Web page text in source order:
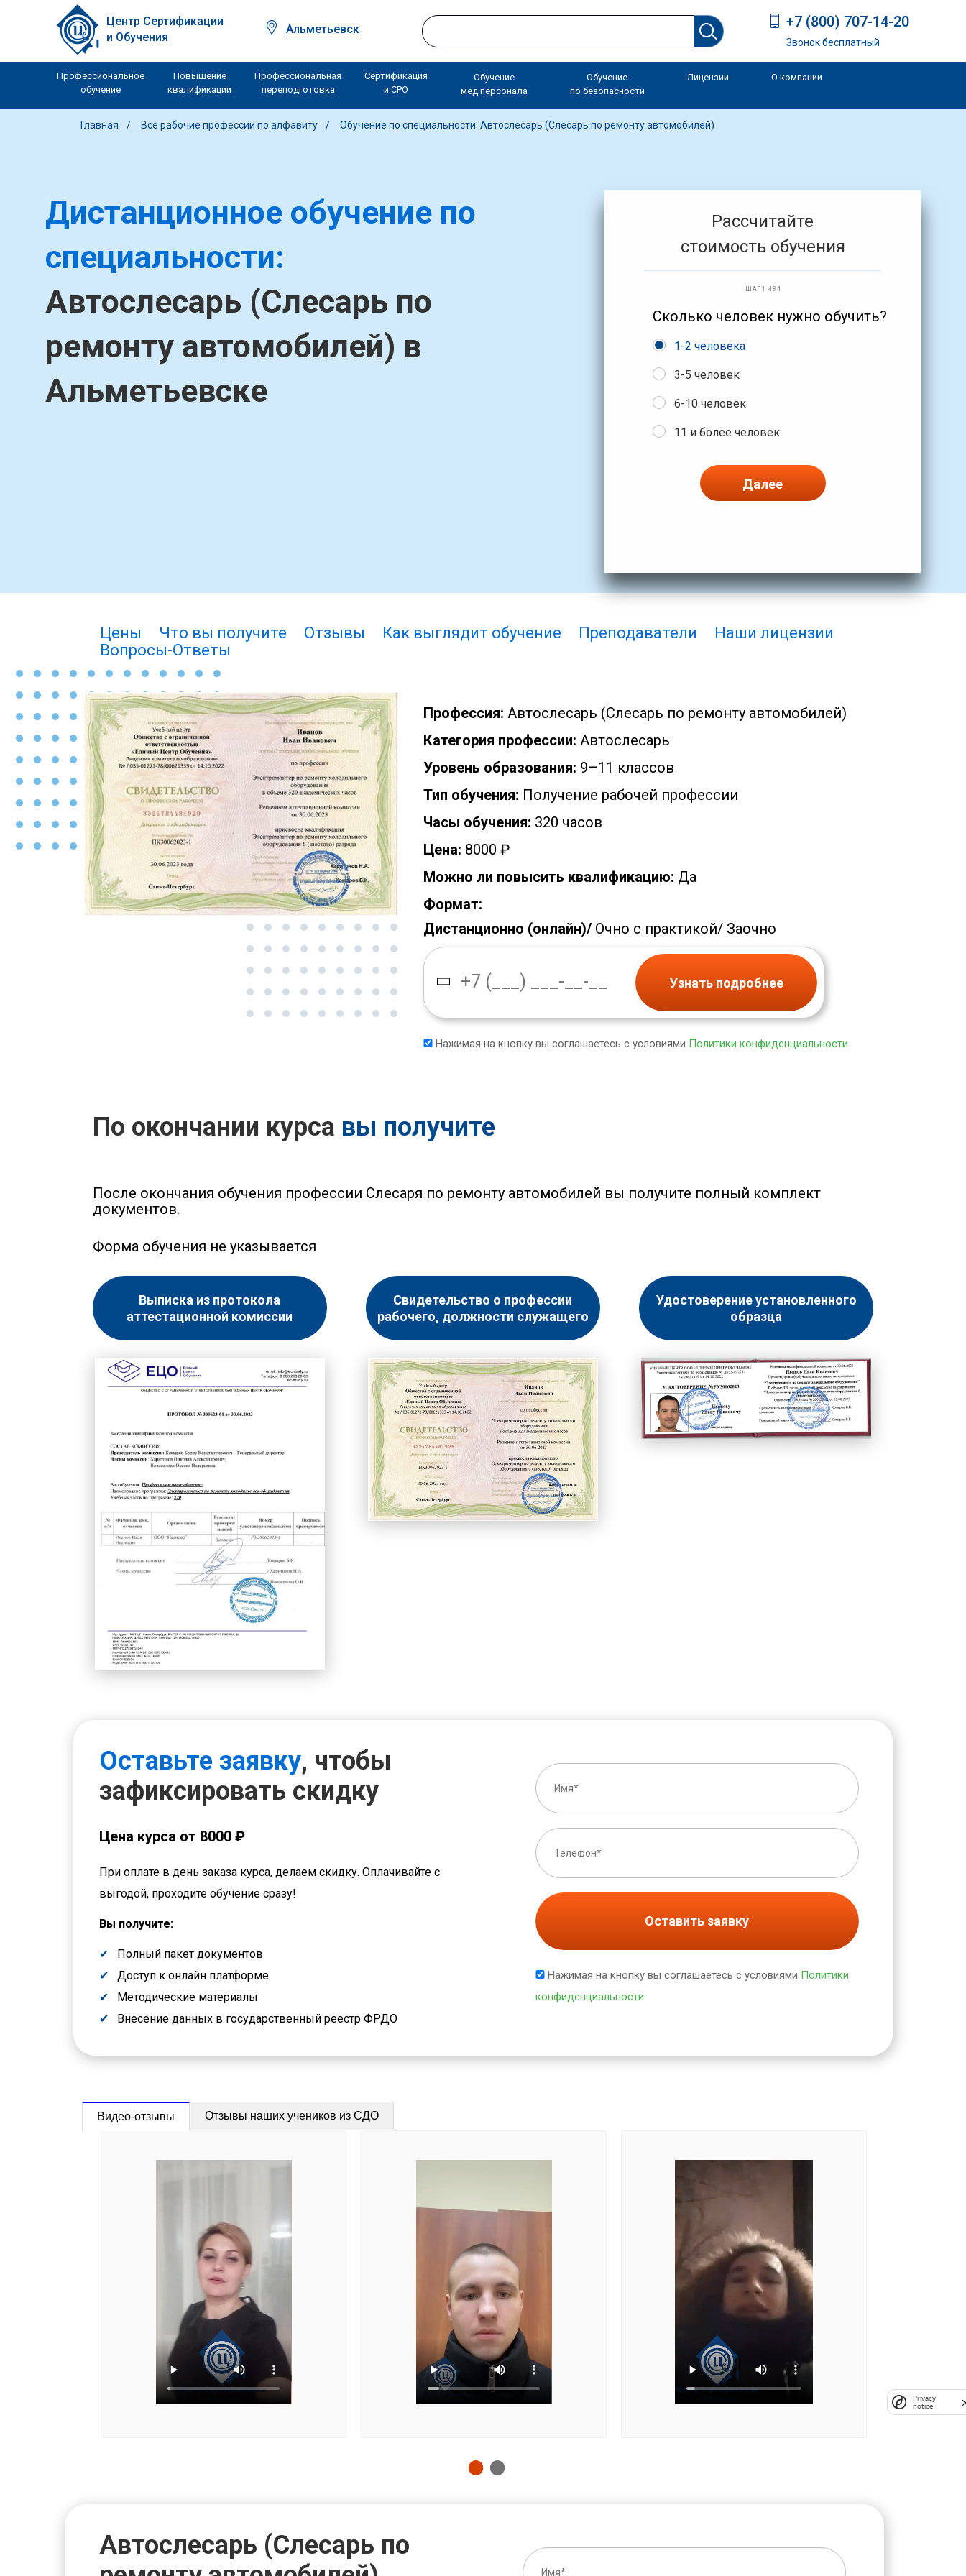
Центр Сертификации
и Обучения
Альметьевск +7 (800) 707-14-20
Звонок бесплатный
Профессиональное
обучение
Повышение
квалификации
Профессиональная
переподготовка
Сертификация
и СРО
Обучение
мед персонала
Обучение
по безопасности
Лицензии О компании
Главная Все рабочие профессии по алфавиту Обучение по специальности: Автослесарь (Слесарь по ремонту автомобилей)
Дистанционное обучение по
специальности:
Автослесарь (Слесарь по
ремонту автомобилей) в
Альметьевске
Рассчитайте
стоимость обучения
ШАГ 1 ИЗ 4
Сколько человек нужно обучить?
1-2 человека
3-5 человек
6-10 человек
11 и более человек
Далее
Цены Что вы получите Отзывы Как выглядит обучение Преподаватели
Наши лицензии
Вопросы-Ответы
Профессия: Автослесарь (Слесарь по ремонту автомобилей)
Категория профессии: Автослесарь
Уровень образования: 9–11 классов
Тип обучения: Получение рабочей профессии
Часы обучения: 320 часов
Цена: 8000 ₽
Можно ли повысить квалификацию: Да
Формат:
Дистанционно (онлайн)/ Очно с практикой/ Заочно
Узнать подробнее
Нажимая на кнопку вы соглашаетесь с условиями Политики конфиденциальности
По окончании курса вы получите
После окончания обучения профессии Слесаря по ремонту автомобилей вы получите полный комплект
документов.
Форма обучения не указывается
Выписка из протокола
аттестационной комиссии
Свидетельство о профессии
рабочего, должности служащего
Удостоверение установленного
образца
Оставьте заявку, чтобы
зафиксировать скидку
Цена курса от 8000 ₽
При оплате в день заказа курса, делаем скидку. Оплачивайте с
выгодой, проходите обучение сразу!
Вы получите:
Полный пакет документов
Доступ к онлайн платформе
Методические материалы
Внесение данных в государственный реестр ФРДО
Оставить заявку
Нажимая на кнопку вы соглашаетесь с условиями Политики
конфиденциальности
Видео-отзывы Отзывы наших учеников из СДО
Автослесарь (Слесарь по
Privacy
notice